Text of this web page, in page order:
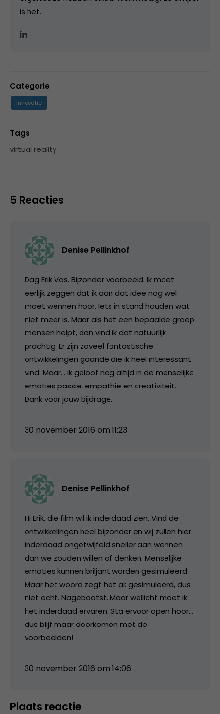
is het.
Categorie
Innovatie
Tags
virtual reality
5 Reacties
Denise Pellinkhof
Dag Erik Vos. Bijzonder voorbeeld. Ik moet
eerlijk zeggen dat ik aan dat idee nog wel
moet wennen hoor. Iets in stand houden wat
niet meer is. Maar als het een bepaalde groep
mensen helpt, dan vind ik dat natuurlijk
prachtig. Er zijn zoveel fantastische
ontwikkelingen gaande die ik heel interessant
vind. Maar… ik geloof nog altijd in de menselijke
emoties passie, empathie en creativiteit.
Dank voor jouw bijdrage.
30 november 2016 om 11:23
Denise Pellinkhof
Hi Erik, die film wil ik inderdaad zien. Vind de
ontwikkelingen heel bijzonder en wij zullen hier
inderdaad ongetwijfeld sneller aan wennen
dan we zouden willen of denken. Menselijke
emoties kunnen briljant worden gesimuleerd.
Maar het woord zegt het al: gesimuleerd, dus
niet echt. Nagebootst. Maar wellicht moet ik
het inderdaad ervaren. Sta ervoor open hoor…
dus blijf maar doorkomen met de
voorbeelden!
30 november 2016 om 14:06
Plaats reactie